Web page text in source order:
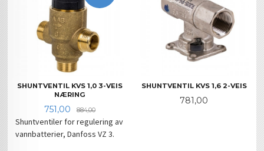
SHUNTVENTIL KVS 1,0 3-VEIS
NÆRING
Tilbud
751,00 884,00Rabatt
Shuntventiler for regulering av
vannbatterier, Danfoss VZ 3.
SHUNTVENTIL KVS 1,6 2-VEIS
Pris
781,00